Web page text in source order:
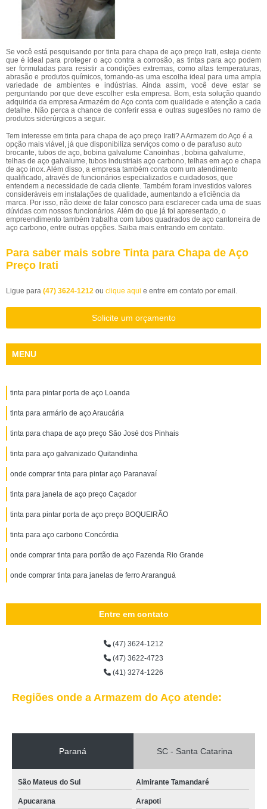
Se você está pesquisando por tinta para chapa de aço preço Irati, esteja ciente
que é ideal para proteger o aço contra a corrosão, as tintas para aço podem
ser formuladas para resistir a condições extremas, como altas temperaturas,
abrasão e produtos químicos, tornando-as uma escolha ideal para uma ampla
variedade de ambientes e indústrias. Ainda assim, você deve estar se
perguntando por que deve escolher esta empresa. Bom, esta solução quando
adquirida da empresa Armazém do Aço conta com qualidade e atenção a cada
detalhe. Não perca a chance de conferir essa e outras sugestões no ramo de
produtos siderúrgicos a seguir.
Tem interesse em tinta para chapa de aço preço Irati? A Armazem do Aço é a
opção mais viável, já que disponibiliza serviços como o de parafuso auto
brocante, tubos de aço, bobina galvalume Canoinhas , bobina galvalume,
telhas de aço galvalume, tubos industriais aço carbono, telhas em aço e chapa
de aço inox. Além disso, a empresa também conta com um atendimento
qualificado, através de funcionários especializados e cuidadosos, que
entendem a necessidade de cada cliente. Também foram investidos valores
consideráveis em instalações de qualidade, aumentando a eficiência da
marca. Por isso, não deixe de falar conosco para esclarecer cada uma de suas
dúvidas com nossos funcionários. Além do que já foi apresentado, o
empreendimento também trabalha com tubos quadrados de aço cantoneira de
aço carbono, entre outras opções. Saiba mais entrando em contato.
Para saber mais sobre Tinta para Chapa de Aço
Preço Irati
Ligue para (47) 3624-1212 ou clique aqui e entre em contato por email.
Solicite um orçamento
MENU
tinta para pintar porta de aço Loanda
tinta para armário de aço Araucária
tinta para chapa de aço preço São José dos Pinhais
tinta para aço galvanizado Quitandinha
onde comprar tinta para pintar aço Paranavaí
tinta para janela de aço preço Caçador
tinta para pintar porta de aço preço BOQUEIRÃO
tinta para aço carbono Concórdia
onde comprar tinta para portão de aço Fazenda Rio Grande
onde comprar tinta para janelas de ferro Araranguá
Entre em contato
(47) 3624-1212
(47) 3622-4723
(41) 3274-1226
Regiões onde a Armazem do Aço atende:
Paraná SC - Santa Catarina
São Mateus do Sul Almirante Tamandaré
Apucarana Arapoti